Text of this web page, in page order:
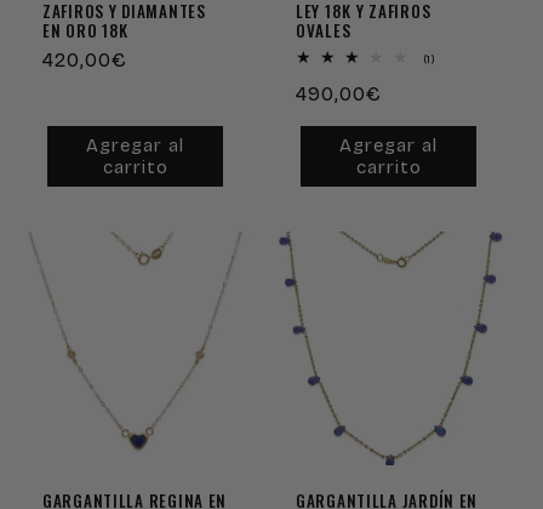
ZAFIROS Y DIAMANTES
EN ORO 18K
Precio
420,00€
Agregar al
carrito
LEY 18K Y ZAFIROS
OVALES
(1)
Precio
habitual
490,00€
Agregar al
carrito
GARGANTILLA REGINA EN
GARGANTILLA JARDÍN EN